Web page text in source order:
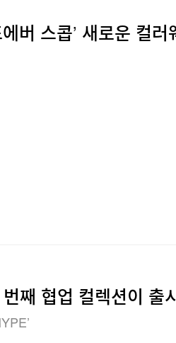
버 스콥’ 새로운 컬러
째 협업 컬렉션이 출